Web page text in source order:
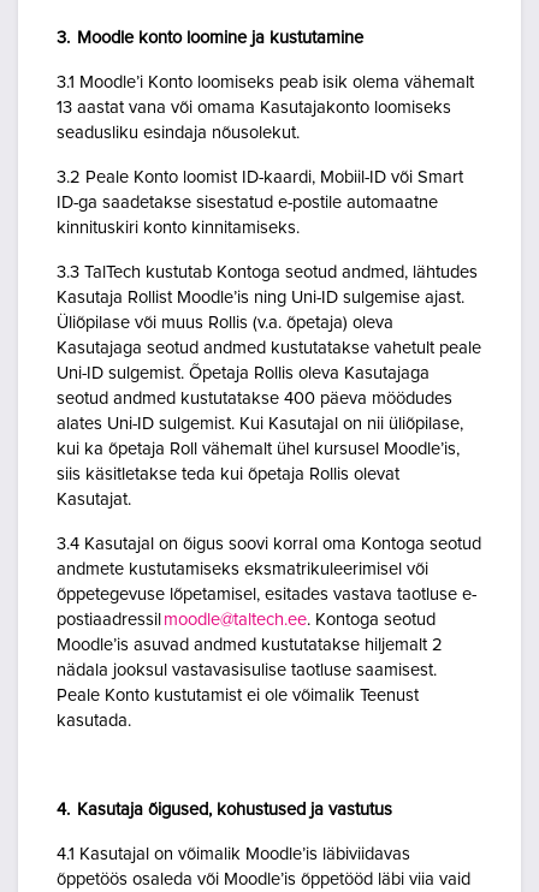
3. Moodle konto loomine ja kustutamine
3.1 Moodle’i Konto loomiseks peab isik olema vähemalt
13 aastat vana või omama Kasutajakonto loomiseks
seadusliku esindaja nõusolekut.
3.2 Peale Konto loomist ID-kaardi, Mobiil-ID või Smart
ID-ga saadetakse sisestatud e-postile automaatne
kinnituskiri konto kinnitamiseks.
3.3 TalTech kustutab Kontoga seotud andmed, lähtudes
Kasutaja Rollist Moodle’is ning Uni-ID sulgemise ajast.
Üliõpilase või muus Rollis (v.a. õpetaja) oleva
Kasutajaga seotud andmed kustutatakse vahetult peale
Uni-ID sulgemist. Õpetaja Rollis oleva Kasutajaga
seotud andmed kustutatakse 400 päeva möödudes
alates Uni-ID sulgemist. Kui Kasutajal on nii üliõpilase,
kui ka õpetaja Roll vähemalt ühel kursusel Moodle’is,
siis käsitletakse teda kui õpetaja Rollis olevat
Kasutajat.
3.4 Kasutajal on õigus soovi korral oma Kontoga seotud
andmete kustutamiseks eksmatrikuleerimisel või
õppetegevuse lõpetamisel, esitades vastava taotluse e-
postiaadressil moodle@taltech.ee. Kontoga seotud
Moodle’is asuvad andmed kustutatakse hiljemalt 2
nädala jooksul vastavasisulise taotluse saamisest.
Peale Konto kustutamist ei ole võimalik Teenust
kasutada.
4. Kasutaja õigused, kohustused ja vastutus
4.1 Kasutajal on võimalik Moodle’is läbiviidavas
õppetöös osaleda või Moodle’is õppetööd läbi viia vaid